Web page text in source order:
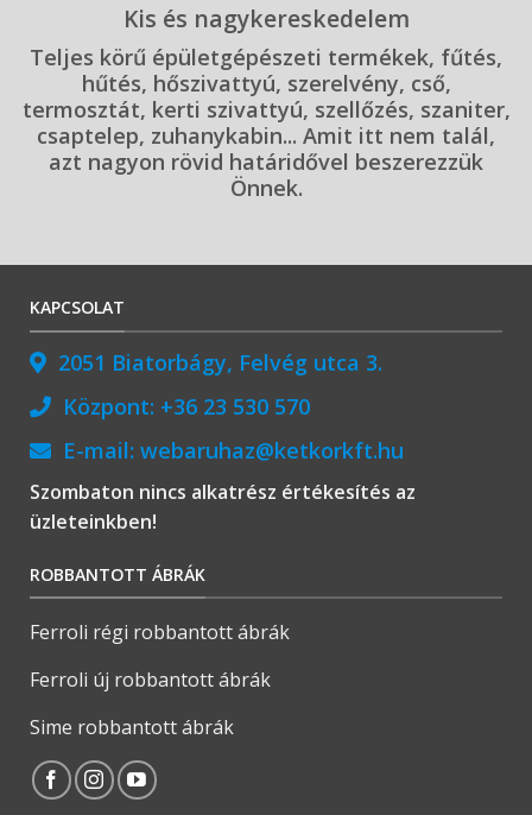
Kis és nagykereskedelem
Teljes körű épületgépészeti termékek, fűtés,
hűtés, hőszivattyú, szerelvény, cső,
termosztát, kerti szivattyú, szellőzés, szaniter,
csaptelep, zuhanykabin... Amit itt nem talál,
azt nagyon rövid határidővel beszerezzük
Önnek.
KAPCSOLAT
2051 Biatorbágy, Felvég utca 3.
Központ: +36 23 530 570
E-mail: webaruhaz@ketkorkft.hu
Szombaton nincs alkatrész értékesítés az
üzleteinkben!
ROBBANTOTT ÁBRÁK
Ferroli régi robbantott ábrák
Ferroli új robbantott ábrák
Sime robbantott ábrák